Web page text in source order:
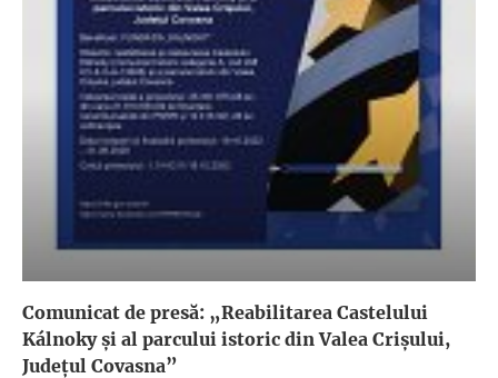
Comunicat de presă: „Reabilitarea Castelului
Kálnoky și al parcului istoric din Valea Crișului,
Județul Covasna”